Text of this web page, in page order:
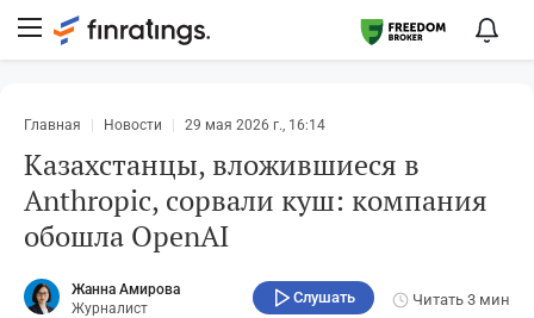
Главная Новости 29 мая 2026 г., 16:14
Казахстанцы, вложившиеся в
Anthropic, сорвали куш: компания
обошла OpenAI
Жанна Амирова
Журналист
Слушать Читать 3 мин